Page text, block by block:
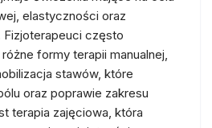
elastyczności oraz
często
formy terapii manualnej,
stawów, które
oraz poprawie zakresu
terapia zajęciowa, która